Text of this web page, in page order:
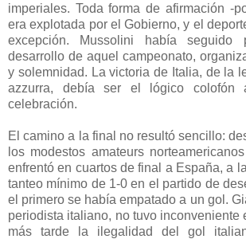
imperiales. Toda forma de afirmación -
era explotada por el Gobierno, y el
excepción. Mussolini había seguido
desarrollo de aquel campeonato,
y solemnidad. La victoria de Italia, de la
azzurra, debía ser el lógico colofón
celebración.
El camino a la final no resultó sencillo:
los modestos amateurs
enfrentó en cuartos de final a España, a
tanteo mínimo de 1-0 en el partido de
el primero se había empatado a un gol.
periodista italiano, no tuvo inconveniente
más tarde la ilegalidad del gol